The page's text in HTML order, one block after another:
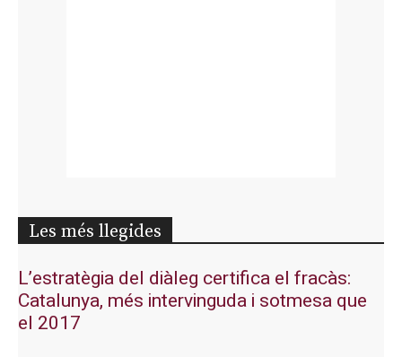
Les més llegides
L’estratègia del diàleg certifica el fracàs:
Catalunya, més intervinguda i sotmesa que
el 2017